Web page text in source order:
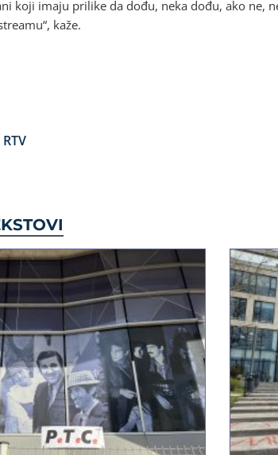
koji imaju prilike da dođu, neka dođu, ako ne,
kaže.
RTV